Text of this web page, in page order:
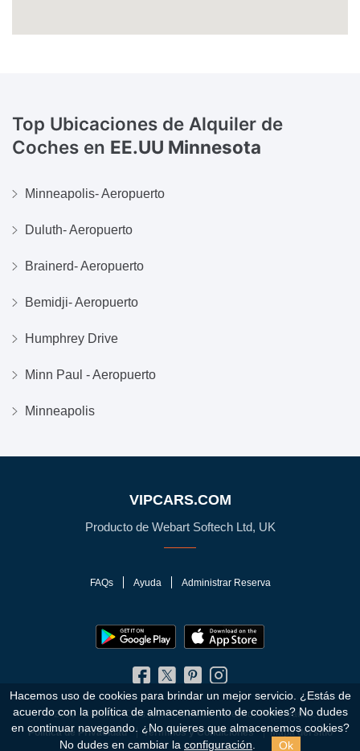
Top Ubicaciones de Alquiler de
Coches en EE.UU Minnesota
Minneapolis- Aeropuerto
Duluth- Aeropuerto
Brainerd- Aeropuerto
Bemidji- Aeropuerto
Humphrey Drive
Minn Paul - Aeropuerto
Minneapolis
VIPCARS.COM
Producto de Webart Softech Ltd, UK
FAQs Ayuda Administrar Reserva
Política de Privacidad Términos y Condiciones Mapa del sitio
© 2010 - 2026 VIPCars.com. Todos los Derechos Reservados.
Hacemos uso de cookies para brindar un mejor servicio. ¿Estás de
acuerdo con la política de almacenamiento de cookies? No dudes
en continuar navegando. ¿No quieres que almacenemos cookies?
No dudes en cambiar la configuración. Ok